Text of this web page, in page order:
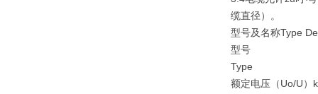
缆直径）。
型号及名称Type
型号
Type
额定电压（Uo/U）